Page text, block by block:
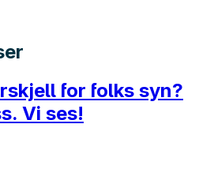
for folks syn?
Vi ses!